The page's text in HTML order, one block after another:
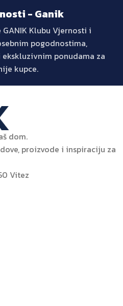
- Ganik
Klubu Vjernosti i
pogodnostima,
ponudama za
kupce.
dom.
proizvode i inspiraciju za
Vitez